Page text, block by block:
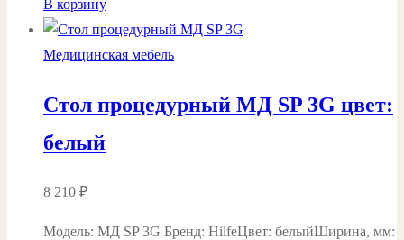
В корзину
Медицинская мебель
Стол процедурный МД SP 3G цвет:
белый
8 210 ₽
Модель: МД SP 3G Бренд: HilfeЦвет: белыйШирина, мм: